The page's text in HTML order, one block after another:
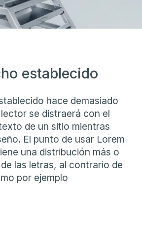
establecido
hace demasiado
se distraerá con el
de un sitio mientras
El punto de usar Lorem
una distribución más o
las letras, al contrario de
por ejemplo